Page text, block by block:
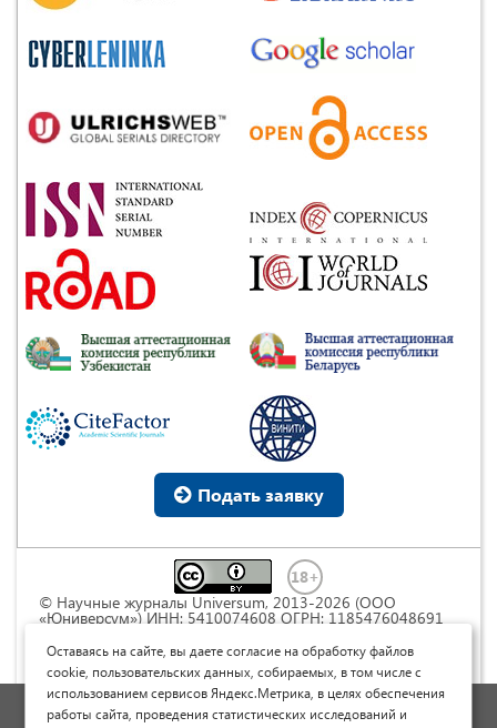
Подать заявку
© Научные журналы Universum, 2013-2026 (ООО
«Юниверсум») ИНН: 5410074608 ОГРН: 1185476048691
Commons « Attribution» («Атрибуция») 4.0
Непортированная
Политика обработки персональных данных
Оставаясь на сайте, вы даете согласие на обработку файлов
cookie, пользовательских данных, собираемых, в том числе с
использованием сервисов Яндекс.Метрика, в целях обеспечения
работы сайта, проведения статистических исследований и